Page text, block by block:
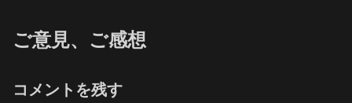
ご意見、ご感想
コメントを残す